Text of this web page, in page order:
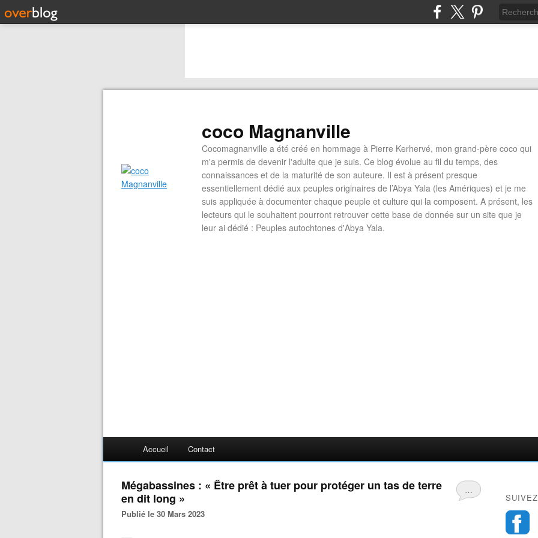
coco Magnanville
Cocomagnanville a été créé en hommage à Pierre Kerhervé, mon grand-père coco qui
m'a permis de devenir l'adulte que je suis. Ce blog évolue au fil du temps, des
connaissances et de la maturité de son auteure. Il est à présent presque
essentiellement dédié aux peuples originaires de l’Abya Yala (les Amériques) et je me
suis appliquée à documenter chaque peuple et culture qui la composent. A présent, les
lecteurs qui le souhaitent pourront retrouver cette base de donnée sur un site que je
leur ai dédié : Peuples autochtones d'Abya Yala.
Accueil Contact
…
Mégabassines : « Être prêt à tuer pour protéger un tas de terre
en dit long »
Publié le 30 Mars 2023